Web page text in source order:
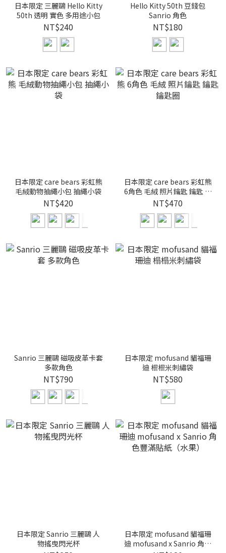
日本限定 三麗鷗 Hello Kitty
50th 透明 實色 多用途小包
NT$240
Hello Kitty 50th 豆錢包
Sanrio 角色
NT$180
日本限定 care bears 彩虹熊
毛絨動物抽繩小包 抽繩小袋
NT$420
日本限定 care bears 彩虹熊
6角色 毛絨 照片鑰匙 鑰匙 鑰
匙圈
NT$470
Sanrio 三麗鷗 磁吸皮革卡套
多款角色
NT$790
日本限定 mofusand 貓福珊
迪 榻榻米刺繡袋
NT$580
日本限定 Sanrio 三麗鷗 人
物搖曳閃光杯
日本限定 mofusand 貓福珊
迪 mofusand x Sanrio 角色